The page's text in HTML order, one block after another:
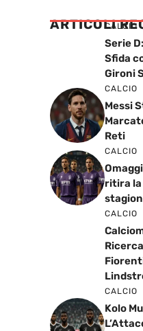
ARTICOLICALCIO
Serie
Sfida
Gironi
CALCIO
Messi
Reti
CALCIO
ritira la
CALCIO
CALCIO
Kolo